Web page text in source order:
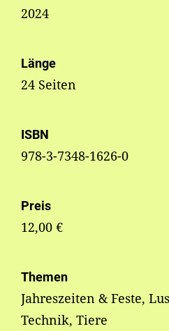
2024
Länge
24 Seiten
ISBN
978-3-7348-1626-0
Preis
12,00 €
Themen
Jahreszeiten & Feste,
Technik, Tiere